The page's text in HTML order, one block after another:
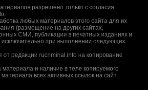
разрешено только с согласия
любых материалов этого сайта для их
(размещение на других сайтах,
СМИ, публикации в печатных изданиях и
при выполнении следующих
от редакции rucriminal.info на копирование
материала и наличие в теле копируемого
всех активных ссылок на сайт